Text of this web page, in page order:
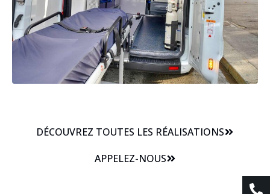
DÉCOUVREZ TOUTES LES RÉALISATIONS
APPELEZ-NOUS